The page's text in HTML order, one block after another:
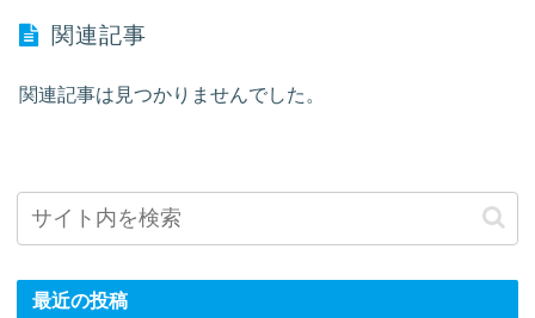
関連記事
関連記事は見つかりませんでした。
最近の投稿